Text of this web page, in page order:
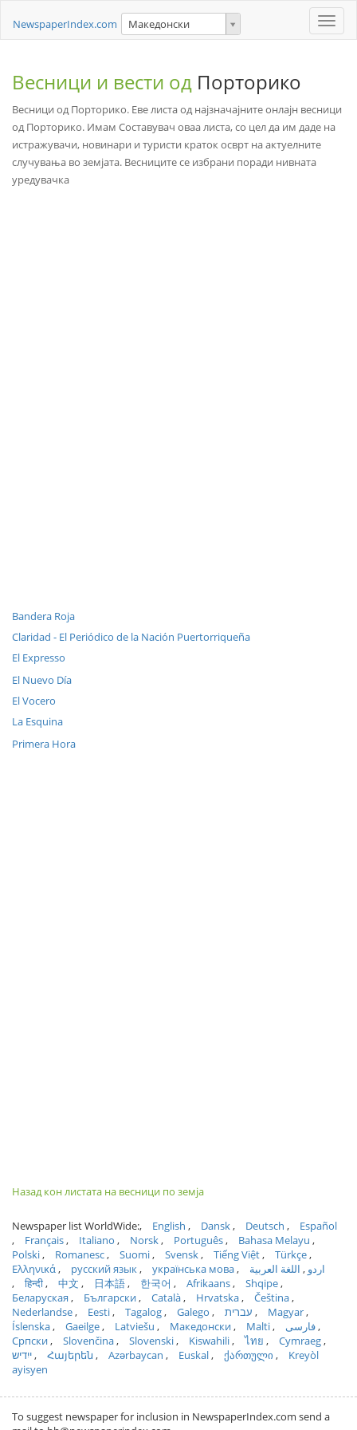
Toggle
NewspaperIndex.com Македонски
Весници и вести од Порторико
Весници од Порторико. Еве листа од најзначајните онлајн весници
од Порторико. Имам Составувач оваа листа, со цел да им даде на
истражувачи, новинари и туристи краток осврт на актуелните
случувања во земјата. Весниците се избрани поради нивната
уредувачка
Bandera Roja
Claridad - El Periódico de la Nación Puertorriqueña
El Expresso
El Nuevo Día
El Vocero
La Esquina
Primera Hora
Назад кон листата на весници по земја
Newspaper list WorldWide: English Dansk Deutsch
Español
Français
Italiano Norsk Português
Bahasa Melayu
Polski
Romanesc Suomi Svensk Tiếng Việt
Türkçe
Ελληνικά
русский язык українська мова اردو
اللغة العربية
हिन्दी
中文 日本語 한국어 Afrikaans
Shqipe
Беларуская
Български Català Hrvatska
Čeština
Nederlandse
Eesti Tagalog Galego עברית
Magyar
Íslenska
Gaeilge Latviešu Македонски Malti
فارسی
Српски
Slovenčina Slovenski Kiswahili ไทย
Cymraeg
ייִדיש
Հայերեն Azərbaycan Euskal ქართული
Kreyòl
ayisyen
To suggest newspaper for inclusion in NewspaperIndex.com send a